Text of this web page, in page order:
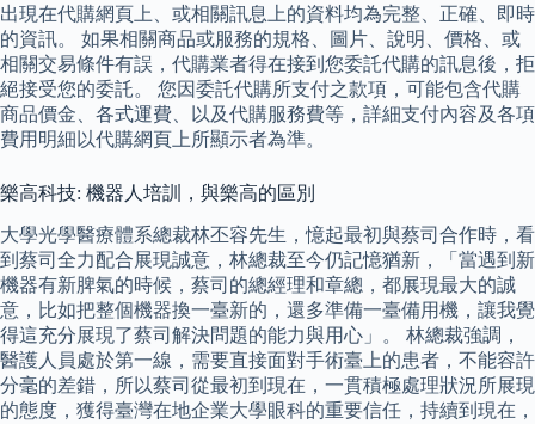
出現在代購網頁上、或相關訊息上的資料均為完整、正確、即時
的資訊。 如果相關商品或服務的規格、圖片、說明、價格、或
相關交易條件有誤，代購業者得在接到您委託代購的訊息後，拒
絕接受您的委託。 您因委託代購所支付之款項，可能包含代購
商品價金、各式運費、以及代購服務費等，詳細支付內容及各項
費用明細以代購網頁上所顯示者為準。
樂高科技: 機器人培訓，與樂高的區別
大學光學醫療體系總裁林丕容先生，憶起最初與蔡司合作時，看
到蔡司全力配合展現誠意，林總裁至今仍記憶猶新，「當遇到新
機器有新脾氣的時候，蔡司的總經理和章總，都展現最大的誠
意，比如把整個機器換一臺新的，還多準備一臺備用機，讓我覺
得這充分展現了蔡司解決問題的能力與用心」。 林總裁強調，
醫護人員處於第一線，需要直接面對手術臺上的患者，不能容許
分毫的差錯，所以蔡司從最初到現在，一貫積極處理狀況所展現
的態度，獲得臺灣在地企業大學眼科的重要信任，持續到現在，